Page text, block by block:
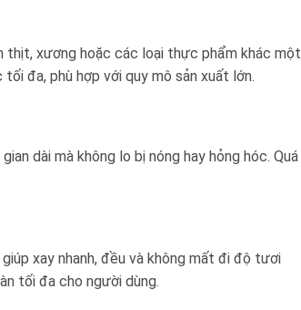
thịt, xương hoặc các loại thực phẩm khác một
đa, phù hợp với quy mô sản xuất lớn.
dài mà không lo bị nóng hay hỏng hóc. Quá
xay nhanh, đều và không mất đi độ tươi
tối đa cho người dùng.